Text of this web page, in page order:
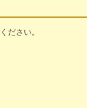
ださい。